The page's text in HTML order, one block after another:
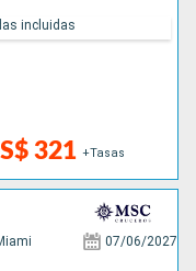
321 +Tasas
incluidas
07/06/2027